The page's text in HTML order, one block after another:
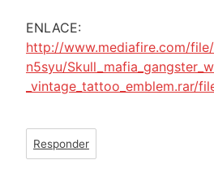
ENLACE:
http://www.mediafire.com/
n5syu/
_vintage_tattoo_emblem.rar/
Responder